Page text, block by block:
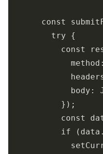
const
        try {
const
body:
          });
const
if